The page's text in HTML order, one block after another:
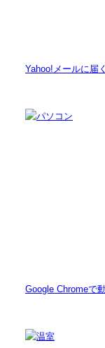
Yahoo!メールに届
Google Chromeで